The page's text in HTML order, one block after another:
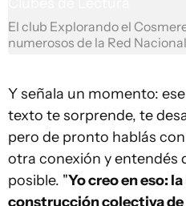
El club Explorando el
numerosos de la Red
Y señala un momento:
texto te sorprende, te
pero de pronto hablás
otra conexión y entendés
posible. "Yo creo en eso:
construcción colectiva